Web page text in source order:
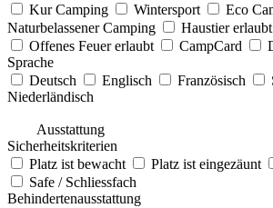
Kur Camping
Wintersport
Eco
Naturbelassener Camping
Haustier
Offenes Feuer erlaubt
CampCard
Sprache
Deutsch
Englisch Französisch
Niederländisch
Ausstattung
Sicherheitskriterien
Platz ist bewacht
Platz ist eingezäunt
Safe / Schliessfach
Behindertenausstattung